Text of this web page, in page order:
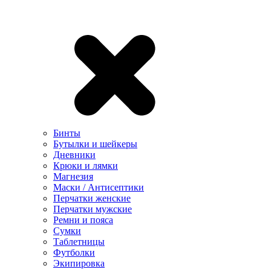
Бинты
Бутылки и шейкеры
Дневники
Крюки и лямки
Магнезия
Маски / Антисептики
Перчатки женские
Перчатки мужские
Ремни и пояса
Сумки
Таблетницы
Футболки
Экипировка